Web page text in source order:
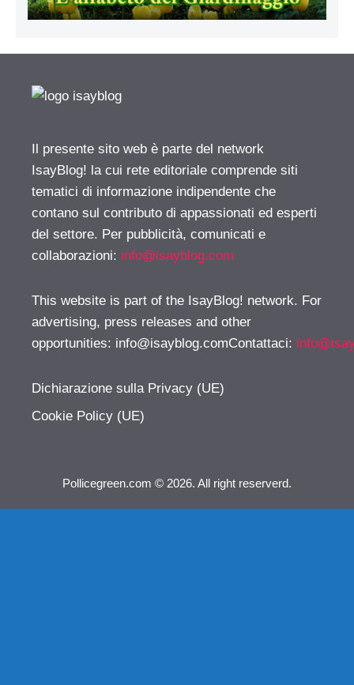
Il presente sito web è parte del network
IsayBlog! la cui rete editoriale comprende siti
tematici di informazione indipendente che
contano sul contributo di appassionati ed esperti
del settore. Per pubblicità, comunicati e
collaborazioni: info@isayblog.com
This website is part of the IsayBlog! network. For
advertising, press releases and other
opportunities: info@isayblog.comContattaci:
Dichiarazione sulla Privacy (UE)
Cookie Policy (UE)
Pollicegreen.com © 2026. All right reserverd.